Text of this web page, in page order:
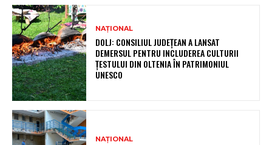
NAȚIONAL
DOLJ: CONSILIUL JUDEȚEAN A LANSAT
DEMERSUL PENTRU INCLUDEREA CULTURII
ȚESTULUI DIN OLTENIA ÎN PATRIMONIUL
UNESCO
NAȚIONAL